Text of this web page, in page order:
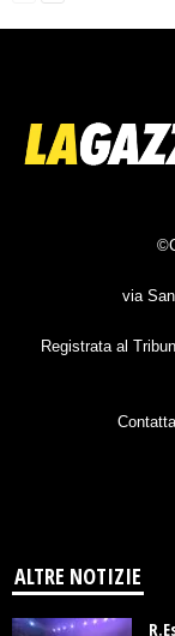
via
Registrata al
ALTRE NOTIZIE